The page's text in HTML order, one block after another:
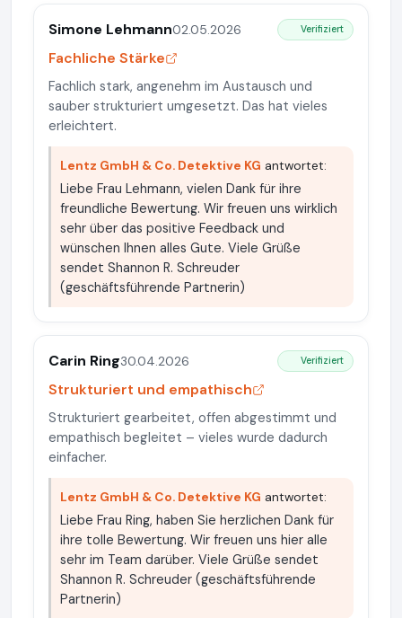
Simone Lehmann02.05.2026 Verifiziert
Fachliche Stärke
Fachlich stark, angenehm im Austausch und
sauber strukturiert umgesetzt. Das hat vieles
erleichtert.
Lentz GmbH & Co. Detektive KG antwortet:
Liebe Frau Lehmann, vielen Dank für ihre
freundliche Bewertung. Wir freuen uns wirklich
sehr über das positive Feedback und
wünschen Ihnen alles Gute. Viele Grüße
sendet Shannon R. Schreuder
(geschäftsführende Partnerin)
Carin Ring30.04.2026 Verifiziert
Strukturiert und empathisch
Strukturiert gearbeitet, offen abgestimmt und
empathisch begleitet – vieles wurde dadurch
einfacher.
Lentz GmbH & Co. Detektive KG antwortet:
Liebe Frau Ring, haben Sie herzlichen Dank für
ihre tolle Bewertung. Wir freuen uns hier alle
sehr im Team darüber. Viele Grüße sendet
Shannon R. Schreuder (geschäftsführende
Partnerin)